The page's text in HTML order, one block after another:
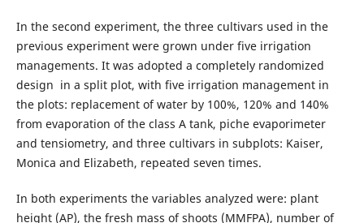
In the second experiment, the three cultivars used in the
previous experiment were grown under five irrigation
managements. It was adopted a completely randomized
design in a split plot, with five irrigation management in
the plots: replacement of water by 100%, 120% and 140%
from evaporation of the class A tank, piche evaporimeter
and tensiometry, and three cultivars in subplots: Kaiser,
Monica and Elizabeth, repeated seven times.
In both experiments the variables analyzed were: plant
height (AP), the fresh mass of shoots (MMFPA), number of